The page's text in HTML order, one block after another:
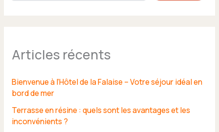
Articles récents
Bienvenue à l’Hôtel de la Falaise – Votre séjour idéal en
bord de mer
Terrasse en résine : quels sont les avantages et les
inconvénients ?